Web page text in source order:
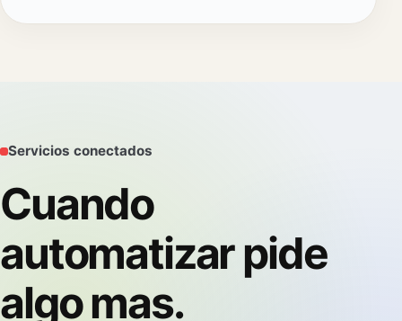
Servicios conectados
Cuando
automatizar pide
algo mas.